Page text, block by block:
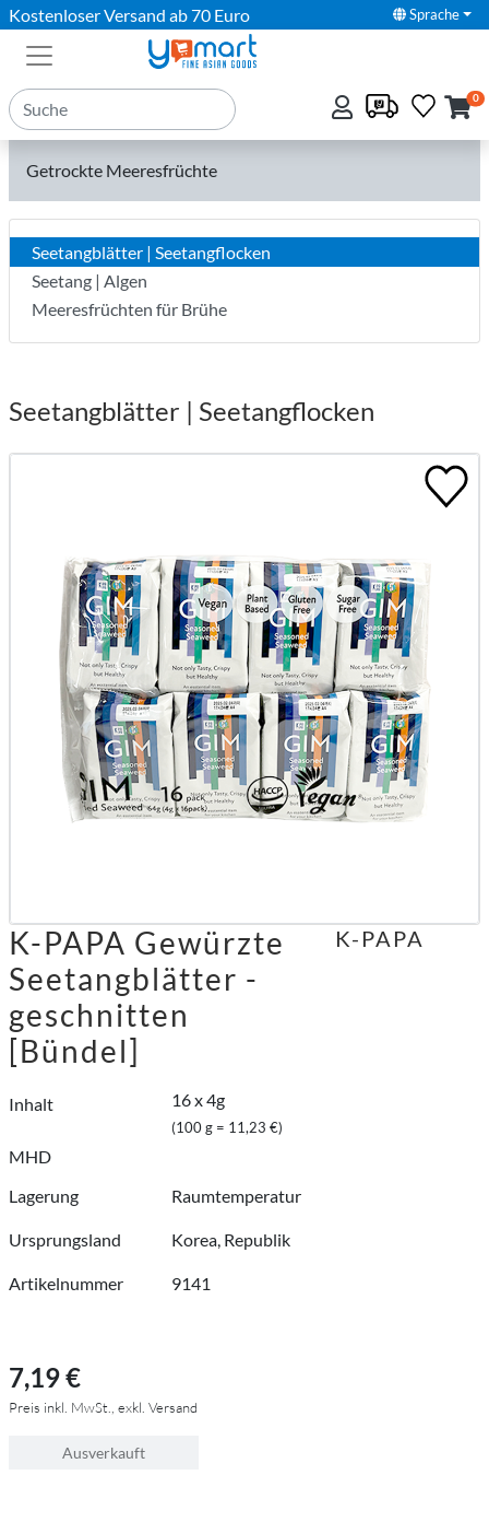
Kostenloser Versand ab 70 Euro Sprache
0
Getrockte Meeresfrüchte
Seetangblätter | Seetangflocken
Seetang | Algen
Meeresfrüchten für Brühe
Seetangblätter | Seetangflocken
K-PAPA Gewürzte
Seetangblätter -
geschnitten
[Bündel]
Inhalt 16 x 4g
(100 g = 11,23 €)
MHD
Lagerung
Raumtemperatur
Ursprungsland Korea, Republik
Artikelnummer 9141
K-PAPA
7,19 €
Preis inkl. MwSt., exkl. Versand
Ausverkauft